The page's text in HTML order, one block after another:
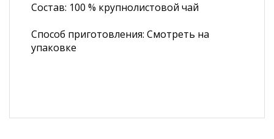
Состав: 100 % крупнолистовой чай
Способ приготовления: Смотреть на
упаковке